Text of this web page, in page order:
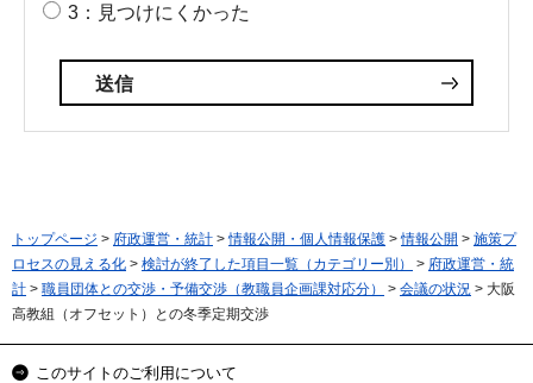
3：見つけにくかった
トップページ > 府政運営・統計 >情報公開・個人情報保護 >情報公開 > 施策プ
ロセスの見える化 > 検討が終了した項目一覧（カテゴリー別） > 府政運営・統
計 > 職員団体との交渉・予備交渉（教職員企画課対応分） > 会議の状況 > 大阪
高教組（オフセット）との冬季定期交渉
このサイトのご利用について